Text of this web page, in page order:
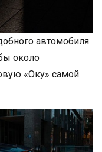
автомобиля
около
«Оку» самой